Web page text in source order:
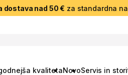
dostava nad 50 € za standardna
kvalitetaNovoServis in